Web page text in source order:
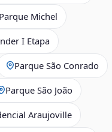
Parque Michel
I Etapa
Parque São Conrado
Parque São João
Araujoville